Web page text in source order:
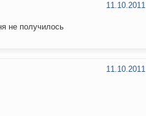
11.10.2011
не получилось
11.10.2011